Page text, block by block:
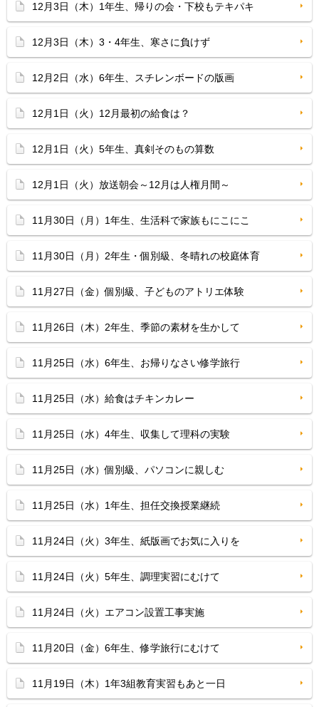
12月3日（木）1年生、帰りの会・下校もテキパキ
12月3日（木）3・4年生、寒さに負けず
12月2日（水）6年生、スチレンボードの版画
12月1日（火）12月最初の給食は？
12月1日（火）5年生、真剣そのもの算数
12月1日（火）放送朝会～12月は人権月間～
11月30日（月）1年生、生活科で家族もにこにこ
11月30日（月）2年生・個別級、冬晴れの校庭体育
11月27日（金）個別級、子どものアトリエ体験
11月26日（木）2年生、季節の素材を生かして
11月25日（水）6年生、お帰りなさい修学旅行
11月25日（水）給食はチキンカレー
11月25日（水）4年生、収集して理科の実験
11月25日（水）個別級、パソコンに親しむ
11月25日（水）1年生、担任交換授業継続
11月24日（火）3年生、紙版画でお気に入りを
11月24日（火）5年生、調理実習にむけて
11月24日（火）エアコン設置工事実施
11月20日（金）6年生、修学旅行にむけて
11月19日（木）1年3組教育実習もあと一日